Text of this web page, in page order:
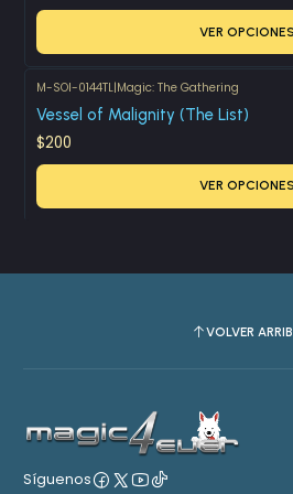
VER OPCIONES
M-SOI-0144TL|Magic: The Gathering
Vessel of Malignity (The List)
$200
VER OPCIONES
VOLVER
Síguenos